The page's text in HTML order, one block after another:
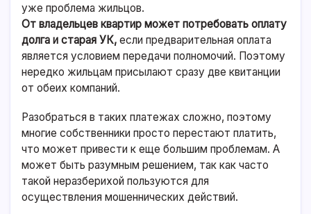
уже проблема жильцов.
От владельцев квартир может потребовать оплату
долга и старая УК, если предварительная оплата
является условием передачи полномочий. Поэтому
нередко жильцам присылают сразу две квитанции
от обеих компаний.
Разобраться в таких платежах сложно, поэтому
многие собственники просто перестают платить,
что может привести к еще большим проблемам. А
может быть разумным решением, так как часто
такой неразберихой пользуются для
осуществления мошеннических действий.